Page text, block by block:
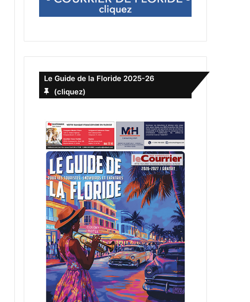
Le Guide de la Floride 2025-26
(cliquez)